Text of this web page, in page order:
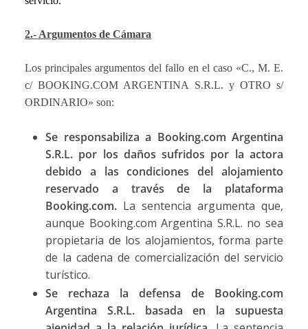
2.- Argumentos de Cámara
Los principales argumentos del fallo en el caso «C., M. E.
c/ BOOKING.COM ARGENTINA S.R.L. y OTRO s/
ORDINARIO» son:
Se responsabiliza a Booking.com Argentina
S.R.L. por los daños sufridos por la actora
debido a las condiciones del alojamiento
reservado a través de la plataforma
Booking.com. La sentencia argumenta que,
aunque Booking.com Argentina S.R.L. no sea
propietaria de los alojamientos, forma parte
de la cadena de comercialización del servicio
turístico.
Se rechaza la defensa de Booking.com
Argentina S.R.L. basada en la supuesta